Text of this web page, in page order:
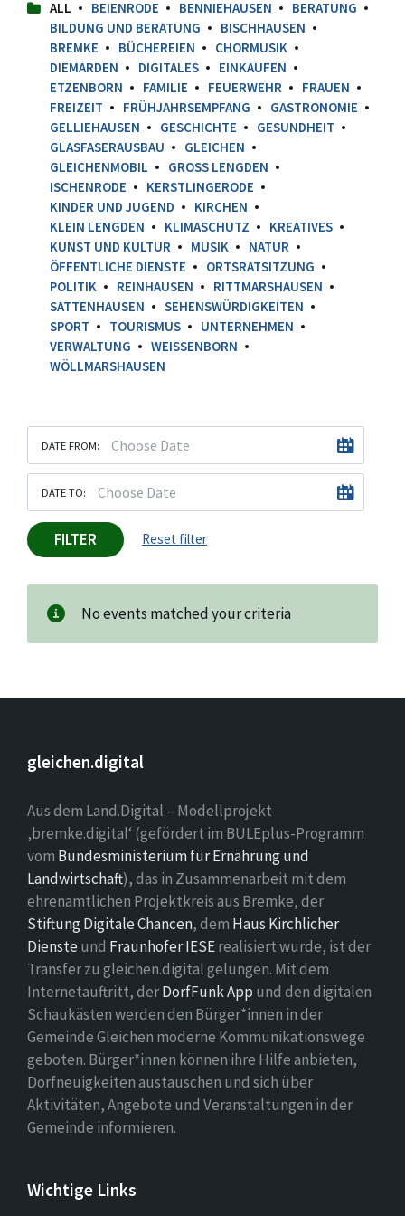
ALL BEIENRODE BENNIEHAUSEN
BERATUNG
BILDUNG UND BERATUNG
BISCHHAUSEN
BREMKE
BÜCHEREIEN
CHORMUSIK
DIEMARDEN
DIGITALES
EINKAUFEN
ETZENBORN
FAMILIE FEUERWEHR
FRAUEN
FREIZEIT
FRÜHJAHRSEMPFANG
GASTRONOMIE
GELLIEHAUSEN
GESCHICHTE
GESUNDHEIT
GLASFASERAUSBAU
GLEICHEN
GLEICHENMOBIL
GROSS LENGDEN
ISCHENRODE
KERSTLINGERODE
KINDER UND JUGEND
KIRCHEN
KLEIN LENGDEN
KLIMASCHUTZ
KREATIVES
KUNST UND KULTUR
MUSIK
NATUR
ÖFFENTLICHE DIENSTE
ORTSRATSITZUNG
POLITIK
REINHAUSEN
RITTMARSHAUSEN
SATTENHAUSEN
SEHENSWÜRDIGKEITEN
SPORT
TOURISMUS
UNTERNEHMEN
VERWALTUNG
WEISSENBORN
WÖLLMARSHAUSEN
DATE FROM:
DATE TO:
FILTER Reset filter
No events matched your criteria
gleichen.digital
Aus dem Land.Digital – Modellprojekt
‚bremke.digital‘ (gefördert im BULEplus-Programm
vom Bundesministerium für Ernährung und
Landwirtschaft), das in Zusammenarbeit mit dem
ehrenamtlichen Projektkreis aus Bremke, der
Stiftung Digitale Chancen, dem Haus Kirchlicher
Dienste und Fraunhofer IESErealisiert wurde, ist der
Transfer zu gleichen.digital gelungen. Mit dem
Internetauftritt, derDorfFunk App und den digitalen
Schaukästen werden den Bürger*innen in der
Gemeinde Gleichen moderne Kommunikationswege
geboten. Bürger*innen können ihre Hilfe anbieten,
Dorfneuigkeiten austauschen und sich über
Aktivitäten, Angebote und Veranstaltungen in der
Gemeinde informieren.
Wichtige Links